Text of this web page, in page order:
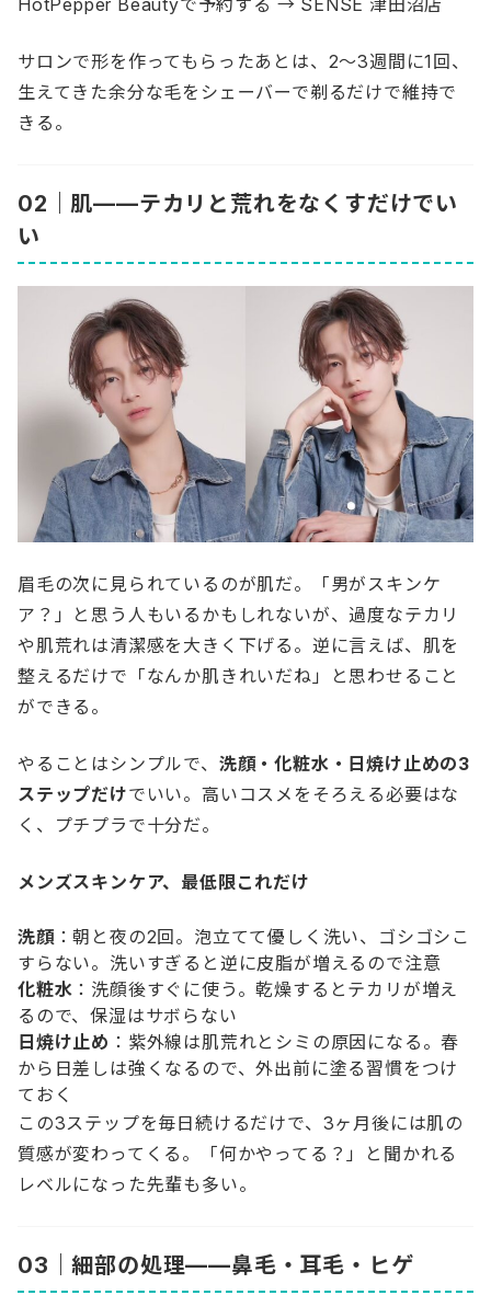
サロンで形を作ってもらったあとは、2〜3週間に1回、
生えてきた余分な毛をシェーバーで剃るだけで維持で
きる。
02｜肌——テカリと荒れをなくすだけでい
い
眉毛の次に見られているのが肌だ。「男がスキンケ
ア？」と思う人もいるかもしれないが、過度なテカリ
や肌荒れは清潔感を大きく下げる。逆に言えば、肌を
整えるだけで「なんか肌きれいだね」と思わせること
ができる。
やることはシンプルで、 洗顔・化粧水・日焼け止めの3
ステップだけでいい。高いコスメをそろえる必要はな
く、プチプラで十分だ。
メンズスキンケア、最低限これだけ
洗顔 ：朝と夜の2回。泡立てて優しく洗い、ゴシゴシこ
すらない。洗いすぎると逆に皮脂が増えるので注意
化粧水 ：洗顔後すぐに使う。乾燥するとテカリが増え
るので、保湿はサボらない
日焼け止め ：紫外線は肌荒れとシミの原因になる。春
から日差しは強くなるので、外出前に塗る習慣をつけ
ておく
この3ステップを毎日続けるだけで、3ヶ月後には肌の
質感が変わってくる。「何かやってる？」と聞かれる
レベルになった先輩も多い。
03｜細部の処理——鼻毛・耳毛・ヒゲ